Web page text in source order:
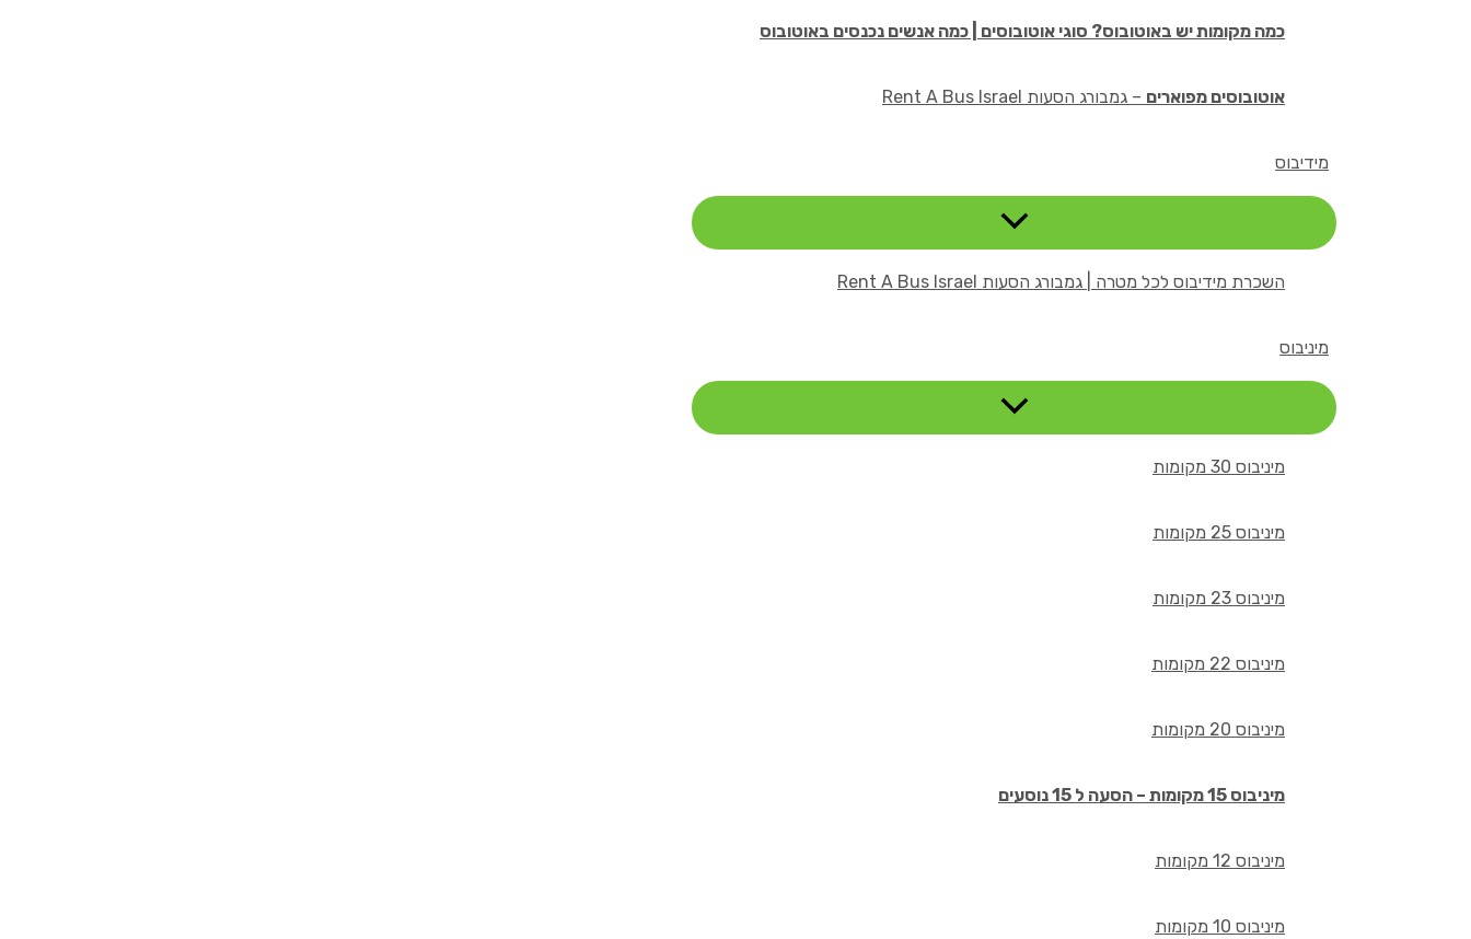
כמה מקומות יש באוטובוס? סוגי אוטובוסים | כמה אנשים נכנסים באוטובוס
אוטובוסים מפוארים – גמבורג הסעות Rent A Bus Israel
מידיבוס
השכרת מידיבוס לכל מטרה | גמבורג הסעות Rent A Bus Israel
מיניבוס
מיניבוס 30 מקומות
מיניבוס 25 מקומות
מיניבוס 23 מקומות
מיניבוס 22 מקומות
מיניבוס 20 מקומות
מיניבוס 15 מקומות – הסעה ל 15 נוסעים
מיניבוס 12 מקומות
מיניבוס 10 מקומות